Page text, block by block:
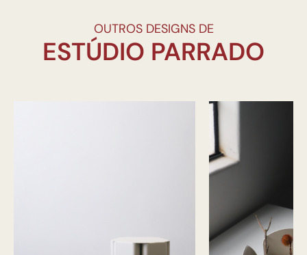
OUTROS DESIGNS DE